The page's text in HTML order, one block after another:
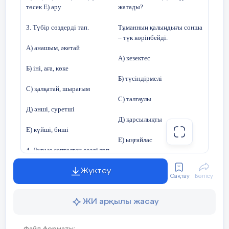
төсек Е) ару
3. Түбір сөздерді тап.
А) анашым, әкетай
Б) іні, аға, көке
С) қалқатай, шырағым
Д) әнші, суретші
Е) күйші, биші
4. Дұрыс септелген сөзді тап.
А) автомобилден
жатады?
Тұманның қалыңдығы сонша
– түк көрінбейді.
А) кезектес
Б) түсіндірмелі
С) талғаулы
Д) қарсылықты
Е) ыңғайлас
22. «Не, немесе, яки» қай
салаластың шылаулары?
Жүктеу
Сақтау Бөлісу
ЖИ арқылы жасау